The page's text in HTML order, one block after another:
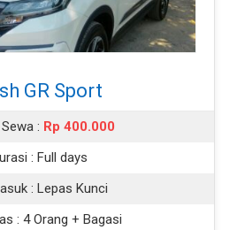
GR Sport
: Rp 400.000
: Full days
: Lepas Kunci
: 4 Orang + Bagasi